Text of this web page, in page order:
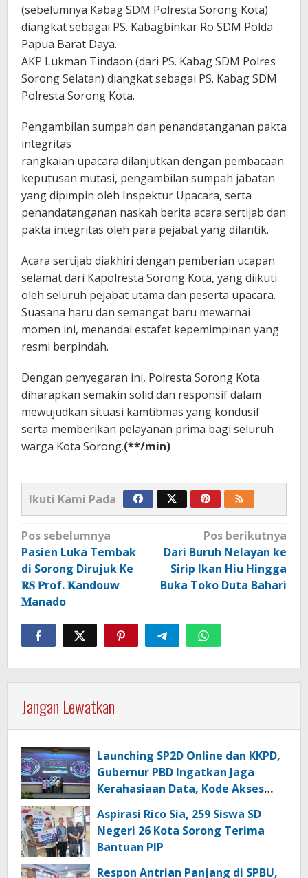
(sebelumnya Kabag SDM Polresta Sorong Kota)
diangkat sebagai PS. Kabagbinkar Ro SDM Polda
Papua Barat Daya.
AKP Lukman Tindaon (dari PS. Kabag SDM Polres
Sorong Selatan) diangkat sebagai PS. Kabag SDM
Polresta Sorong Kota.
Pengambilan sumpah dan penandatanganan pakta
integritas
rangkaian upacara dilanjutkan dengan pembacaan
keputusan mutasi, pengambilan sumpah jabatan
yang dipimpin oleh Inspektur Upacara, serta
penandatanganan naskah berita acara sertijab dan
pakta integritas oleh para pejabat yang dilantik.
Acara sertijab diakhiri dengan pemberian ucapan
selamat dari Kapolresta Sorong Kota, yang diikuti
oleh seluruh pejabat utama dan peserta upacara.
Suasana haru dan semangat baru mewarnai
momen ini, menandai estafet kepemimpinan yang
resmi berpindah.
Dengan penyegaran ini, Polresta Sorong Kota
diharapkan semakin solid dan responsif dalam
mewujudkan situasi kamtibmas yang kondusif
serta memberikan pelayanan prima bagi seluruh
warga Kota Sorong.(**/min)
Ikuti Kami Pada
Navigasi
pos
Pos sebelumnya
Pasien Luka Tembak
di Sorong Dirujuk Ke
𝐑𝐒 𝐏rof. 𝐊andouw
𝐌anado
Pos berikutnya
Dari Buruh Nelayan ke
Sirip Ikan Hiu Hingga
Buka Toko Duta Bahari
Jangan Lewatkan
Launching SP2D Online dan KKPD,
Gubernur PBD Ingatkan Jaga
Kerahasiaan Data, Kode Akses
Aspirasi Rico Sia, 259 Siswa SD
Negeri 26 Kota Sorong Terima
Bantuan PIP
Respon Antrian Panjang di SPBU,